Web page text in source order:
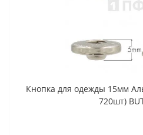
Кнопка для одежды 15мм
720шт)